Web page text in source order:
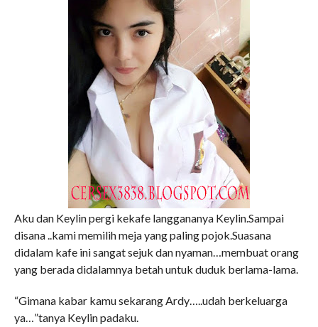
Aku dan Keylin pergi kekafe langgananya Keylin.Sampai
disana ..kami memilih meja yang paling pojok.Suasana
didalam kafe ini sangat sejuk dan nyaman…membuat orang
yang berada didalamnya betah untuk duduk berlama-lama.
“Gimana kabar kamu sekarang Ardy…..udah berkeluarga
ya…”tanya Keylin padaku.